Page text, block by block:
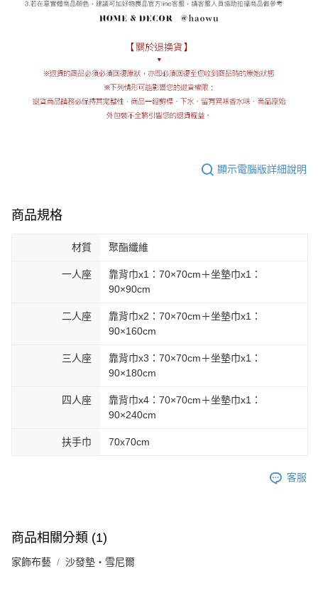
顯示電腦版詳細說明
商品規格
材質 聚酯纖維
一人座
靠背巾x1：70×70cm＋坐墊巾x1：
90×90cm
二人座
靠背巾x2：70×70cm＋坐墊巾x1：
90×160cm
三人座
靠背巾x3：70×70cm＋坐墊巾x1：
90×180cm
四人座
靠背巾x4：70×70cm＋坐墊巾x1：
90×240cm
扶手巾 70x70cm
客服
商品相關分類 (1)
家飾布藝 沙發墊・雪尼爾